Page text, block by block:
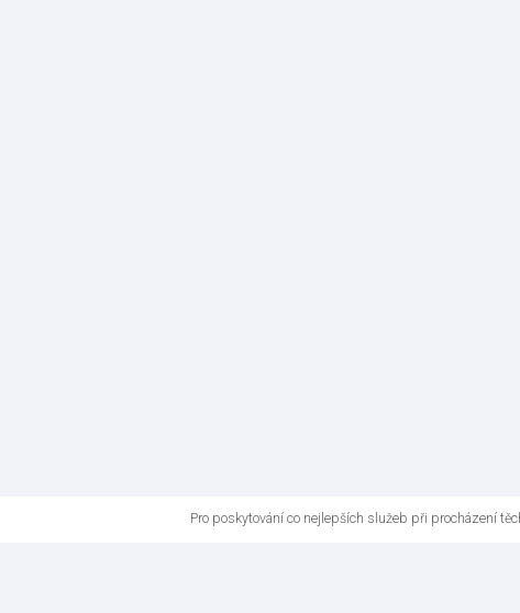
Pro poskytování co nejlepších služeb při procházení